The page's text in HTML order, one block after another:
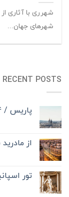
RECENT POSTS
پاریس / 4 شب
از
تور
شهرری با آثاری
شهرهای جهان...